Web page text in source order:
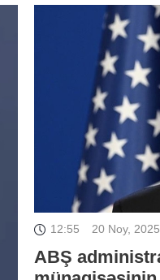
12:55 20 Noy, 2025
ABŞ